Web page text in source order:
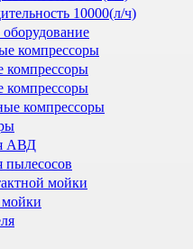
10000(л/ч)
компрессоры
компрессоры
компрессоры
компрессоры
АВД
пылесосов
мойки
мойки